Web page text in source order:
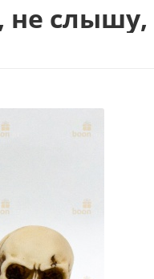
не слышу,